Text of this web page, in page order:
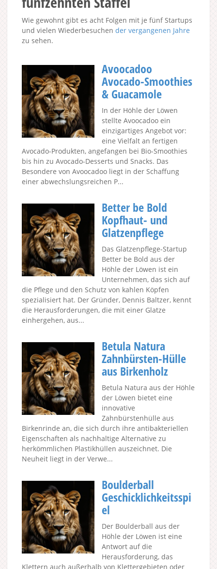
Wie gewohnt gibt es acht Folgen mit je fünf Startups
und vielen Wiederbesuchen der vergangenen Jahre
zu sehen.
Avoocadoo
Avocado-Smoothies
& Guacamole
In der Höhle der Löwen
stellte Avoocadoo ein
einzigartiges Angebot vor:
eine Vielfalt an fertigen
Avocado-Produkten, angefangen bei Bio-Smoothies
bis hin zu Avocado-Desserts und Snacks. Das
Besondere von Avoocadoo liegt in der Schaffung
einer abwechslungsreichen P...
Better be Bold
Kopfhaut- und
Glatzenpflege
Das Glatzenpflege-Startup
Better be Bold aus der
Höhle der Löwen ist ein
Unternehmen, das sich auf
die Pflege und den Schutz von kahlen Köpfen
spezialisiert hat. Der Gründer, Dennis Baltzer, kennt
die Herausforderungen, die mit einer Glatze
einhergehen, aus...
Betula Natura
Zahnbürsten-Hülle
aus Birkenholz
Betula Natura aus der Höhle
der Löwen bietet eine
innovative
Zahnbürstenhülle aus
Birkenrinde an, die sich durch ihre antibakteriellen
Eigenschaften als nachhaltige Alternative zu
herkömmlichen Plastikhüllen auszeichnet. Die
Neuheit liegt in der Verwe...
Boulderball
Geschicklichkeitsspi
el
Der Boulderball aus der
Höhle der Löwen ist eine
Antwort auf die
Herausforderung, das
Klettern auch außerhalb von Klettergebieten oder